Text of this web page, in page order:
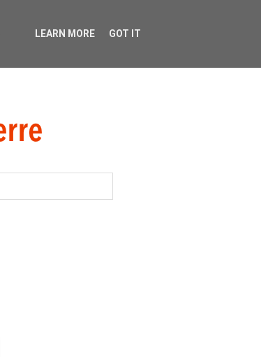
LEARN MORE GOT IT